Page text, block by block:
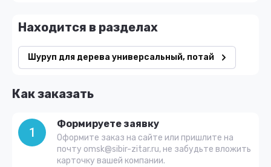
Находится в разделах
Шуруп для дерева универсальный, потай
Как заказать
1
Формируете заявку
Оформите заказ на сайте или пришлите на
почту omsk@sibir-zitar.ru, не забудьте вложить
карточку вашей компании.